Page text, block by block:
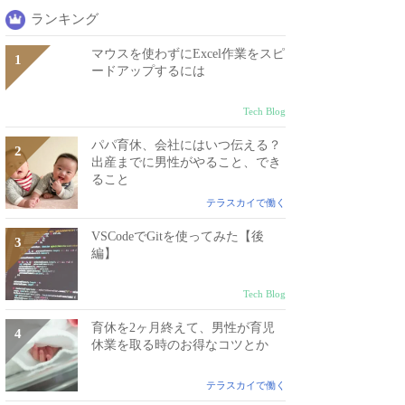
ランキング
マウスを使わずにExcel作業をスピ
ードアップするには
Tech Blog
パパ育休、会社にはいつ伝える？
出産までに男性がやること、でき
ること
テラスカイで働く
VSCodeでGitを使ってみた【後
編】
Tech Blog
育休を2ヶ月終えて、男性が育児
休業を取る時のお得なコツとか
テラスカイで働く